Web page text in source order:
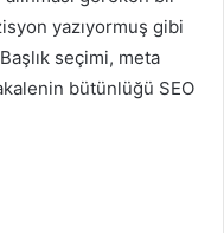
yazıyormuş gibi
seçimi, meta
bütünlüğü SEO